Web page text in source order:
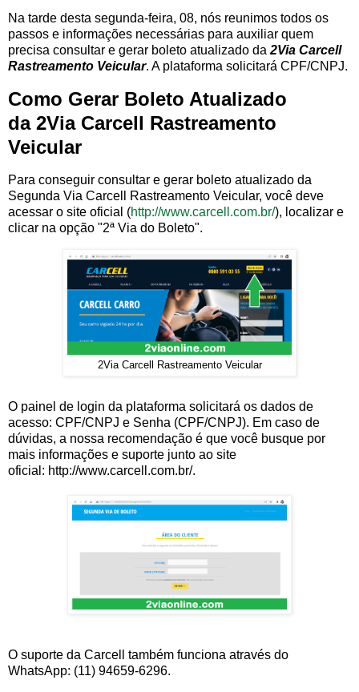
Na tarde desta segunda-feira, 08, nós reunimos todos os
passos e informações necessárias para auxiliar quem
precisa consultar e gerar boleto atualizado da2Via Carcell
Rastreamento Veicular. A plataforma solicitará CPF/CNPJ.
Como Gerar Boleto Atualizado
da 2Via Carcell Rastreamento
Veicular
Para conseguir consultar e gerar boleto atualizado da
Segunda Via Carcell Rastreamento Veicular, você deve
acessar o site oficial (http://www.carcell.com.br/), localizar e
clicar na opção "2ª Via do Boleto".
2Via Carcell Rastreamento Veicular
O painel de login da plataforma solicitará os dados de
acesso: CPF/CNPJ e Senha (CPF/CNPJ). Em caso de
dúvidas, a nossa recomendação é que você busque por
mais informações e suporte junto ao site
oficial: http://www.carcell.com.br/.
O suporte da Carcell também funciona através do
WhatsApp: (11) 94659-6296.